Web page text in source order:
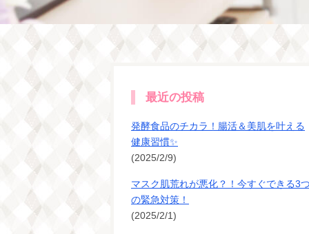
最近の投稿
発酵食品のチカラ！腸活＆美肌を叶える
健康習慣✨
(2025/2/9)
マスク肌荒れが悪化？！今すぐできる3
の緊急対策！
(2025/2/1)